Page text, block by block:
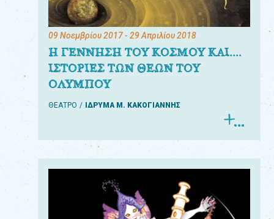
09 Νοεμβρίου 2017- 29 Απριλίου 2018
Η ΓΕΝΝΗΣΗ ΤΟΥ ΚΟΣΜΟΥ ΚΑΙ....
ΙΣΤΟΡΙΕΣ ΤΩΝ ΘΕΩΝ ΤΟΥ
ΟΛΥΜΠΟΥ
ΘΕΑΤΡΟ ΙΔΡΥΜΑ Μ. ΚΑΚΟΓΙΑΝΝΗΣ